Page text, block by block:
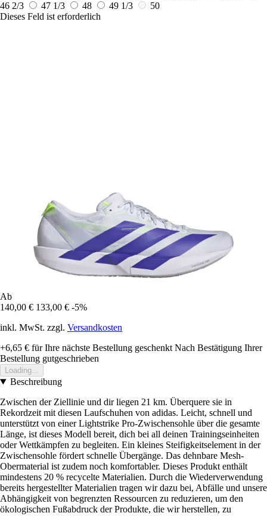
46 2/3
47 1/3 48 49 1/3
50
Dieses Feld ist erforderlich
Ab
140,00 € 133,00 € -5%
inkl. MwSt. zzgl. Versandkosten
+6,65 € für Ihre nächste Bestellung geschenkt Nach Bestätigung Ihrer
Bestellung gutgeschrieben
Loading...
Beschreibung
Zwischen der Ziellinie und dir liegen 21 km. Überquere sie in
Rekordzeit mit diesen Laufschuhen von adidas. Leicht, schnell und
unterstützt von einer Lightstrike Pro-Zwischensohle über die gesamte
Länge, ist dieses Modell bereit, dich bei all deinen Trainingseinheiten
oder Wettkämpfen zu begleiten. Ein kleines Steifigkeitselement in der
Zwischensohle fördert schnelle Übergänge. Das dehnbare Mesh-
Obermaterial ist zudem noch komfortabler. Dieses Produkt enthält
mindestens 20 % recycelte Materialien. Durch die Wiederverwendung
bereits hergestellter Materialien tragen wir dazu bei, Abfälle und unsere
Abhängigkeit von begrenzten Ressourcen zu reduzieren, um den
ökologischen Fußabdruck der Produkte, die wir herstellen, zu